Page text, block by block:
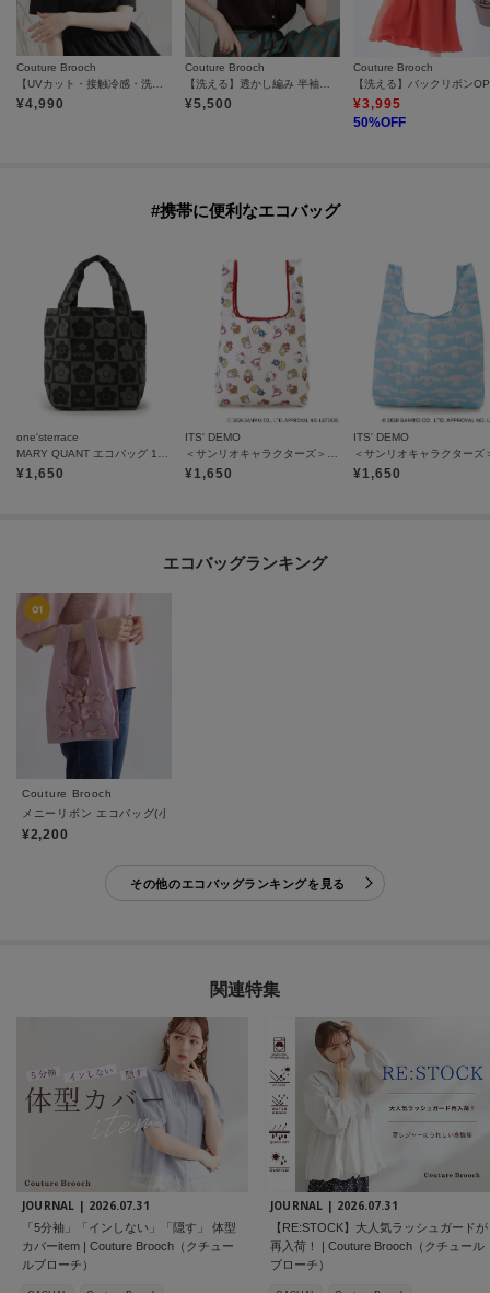
Couture Brooch
¥4,990
Couture Brooch
¥5,500
Couture Brooch
【洗える】バックリボンOP
¥3,995
50%OFF
#携帯に便利なエコバッグ
one'sterrace
¥1,650
ITS' DEMO
¥1,650
ITS' DEMO
¥1,650
エコバッグランキング
Couture Brooch
メニーリボン エコバッグ(小)
¥2,200
その他のエコバッグランキングを見る
関連特集
JOURNAL | 2026.07.31
「5分袖」「インしない」「隠す」 体型
カバーitem | Couture Brooch（クチュー
ルブローチ）
JOURNAL | 2026.07.31
【RE:STOCK】大人気ラッシュガードが
再入荷！ | Couture Brooch（クチュール
ブローチ）